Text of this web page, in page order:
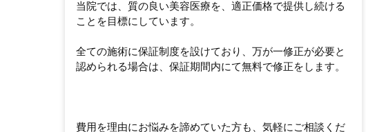
当院では、質の良い美容医療を、適正価格で提供し続ける
ことを目標にしています。
全ての施術に保証制度を設けており、万が一修正が必要と
認められる場合は、保証期間内にて無料で修正をします。
費用を理由にお悩みを諦めていた方も、気軽にご相談くだ